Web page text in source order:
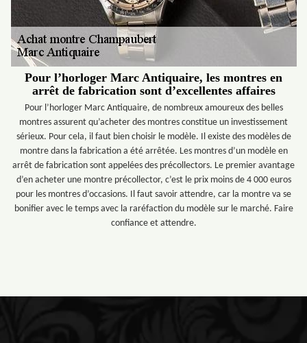
Pour l’horloger Marc Antiquaire, les montres en
arrêt de fabrication sont d’excellentes affaires
Pour l’horloger Marc Antiquaire, de nombreux amoureux des belles
montres assurent qu’acheter des montres constitue un investissement
sérieux. Pour cela, il faut bien choisir le modèle. Il existe des modèles de
montre dans la fabrication a été arrêtée. Les montres d’un modèle en
arrêt de fabrication sont appelées des précollectors. Le premier avantage
d’en acheter une montre précollector, c’est le prix moins de 4 000 euros
pour les montres d’occasions. Il faut savoir attendre, car la montre va se
bonifier avec le temps avec la raréfaction du modèle sur le marché. Faire
confiance et attendre.